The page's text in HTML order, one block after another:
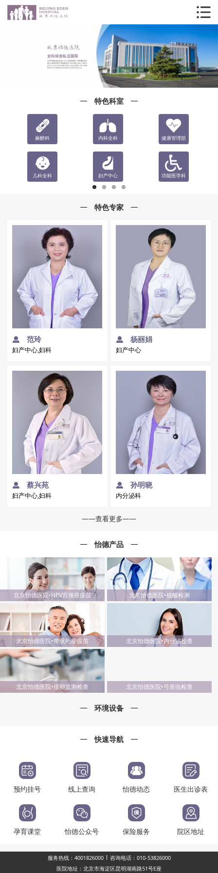
特色科室
麻醉科 内科全科 健康管理部
儿科全科 妇产中心 功能医学科
特色专家
范玲
妇产中心,妇科
杨丽娟
妇产中心
蔡兴苑
妇产中心,妇科
孙明晓
内分泌科
——查看更多——
怡德产品
北京怡德医院•HPV宫颈癌疫苗 北京怡德医院•核酸检测
北京怡德医院•带状疱疹疫苗 北京怡德医院•内分泌检查
北京怡德医院•排卵监测检查 北京怡德医院•弓形虫检查
环境设备
快速导航
预约挂号 线上查询 怡德动态 医生出诊表
孕育课堂 怡德公众号 保险服务 院区地址
服务热线：4001826000
咨询电话：010-53826000
医院地址：北京市海淀区昆明湖南路51号E座